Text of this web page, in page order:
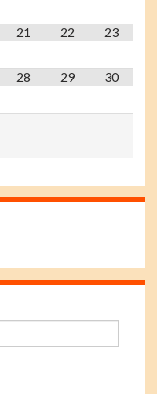
21 22 23
28 29 30